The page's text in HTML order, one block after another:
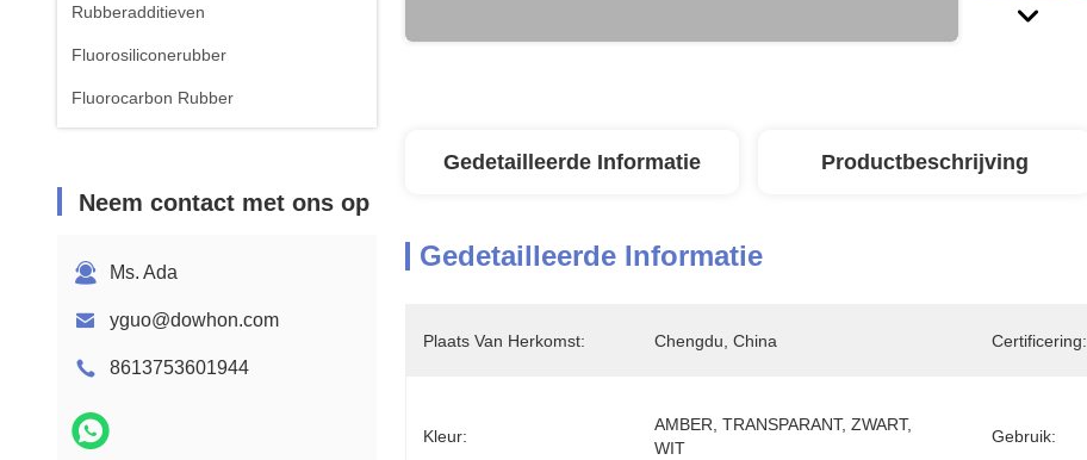
Rubberadditieven
Fluorosiliconerubber
Fluorocarbon Rubber
Neem contact met ons op
Ms. Ada
yguo@dowhon.com
8613753601944
Gedetailleerde Informatie Productbeschrijving
Gedetailleerde Informatie
Plaats Van Herkomst: Chengdu, China Certificering:
Kleur:
AMBER, TRANSPARANT, ZWART,
WIT
Gebruik: